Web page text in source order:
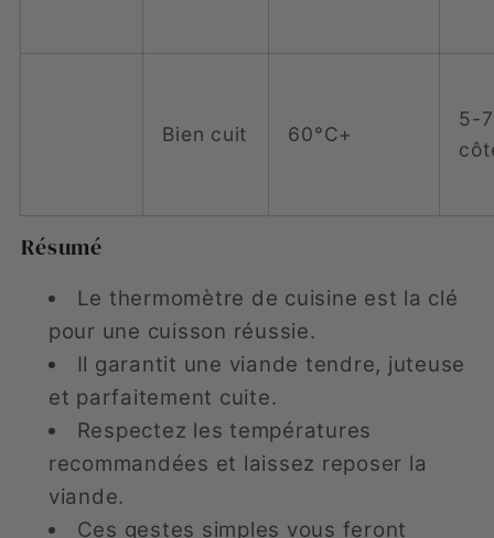
Bien cuit 60°C+
5-
Résumé
Le thermomètre de cuisine est la clé
pour une cuisson réussie.
Il garantit une viande tendre, juteuse
et parfaitement cuite.
Respectez les températures
recommandées et laissez reposer la
viande.
Ces gestes simples vous feront